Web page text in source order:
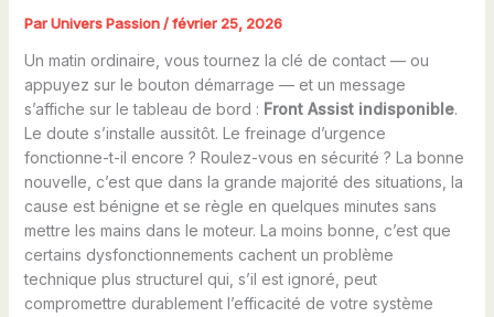
ParUnivers Passion/février 25, 2026
Un matin ordinaire, vous tournez la clé de contact — ou
appuyez sur le bouton démarrage — et un message
s’affiche sur le tableau de bord : Front Assist indisponible.
Le doute s’installe aussitôt. Le freinage d’urgence
fonctionne-t-il encore ? Roulez-vous en sécurité ? La bonne
nouvelle, c’est que dans la grande majorité des situations, la
cause est bénigne et se règle en quelques minutes sans
mettre les mains dans le moteur. La moins bonne, c’est que
certains dysfonctionnements cachent un problème
technique plus structurel qui, s’il est ignoré, peut
compromettre durablement l’efficacité de votre système